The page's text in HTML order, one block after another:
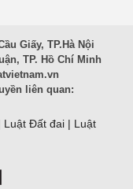
Giấy, TP.Hà Nội
TP. Hồ Chí Minh
liên quan:
Luật Đất đai | Luật